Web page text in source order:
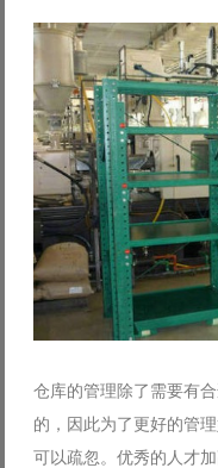
仓库的管理除了需要有
的，因此为了更好的管
可以疏忽。优秀的人才